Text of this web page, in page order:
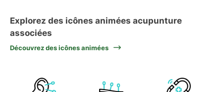
Explorez des icônes animées acupunture
associées
Découvrez des icônes animées